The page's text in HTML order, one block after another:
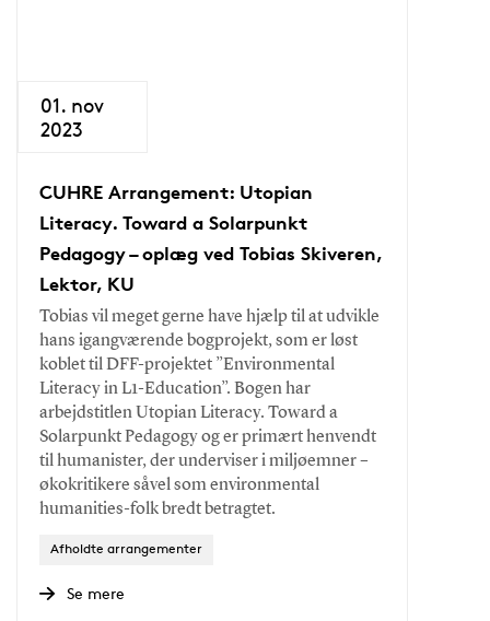
01. nov
2023
CUHRE Arrangement: Utopian
Literacy. Toward a Solarpunkt
Pedagogy – oplæg ved Tobias Skiveren,
Lektor, KU
Tobias vil meget gerne have hjælp til at udvikle
hans igangværende bogprojekt, som er løst
koblet til DFF-projektet ”Environmental
Literacy in L1-Education”. Bogen har
arbejdstitlen Utopian Literacy. Toward a
Solarpunkt Pedagogy og er primært henvendt
til humanister, der underviser i miljøemner –
økokritikere såvel som environmental
humanities-folk bredt betragtet.
Afholdte arrangementer
Se mere